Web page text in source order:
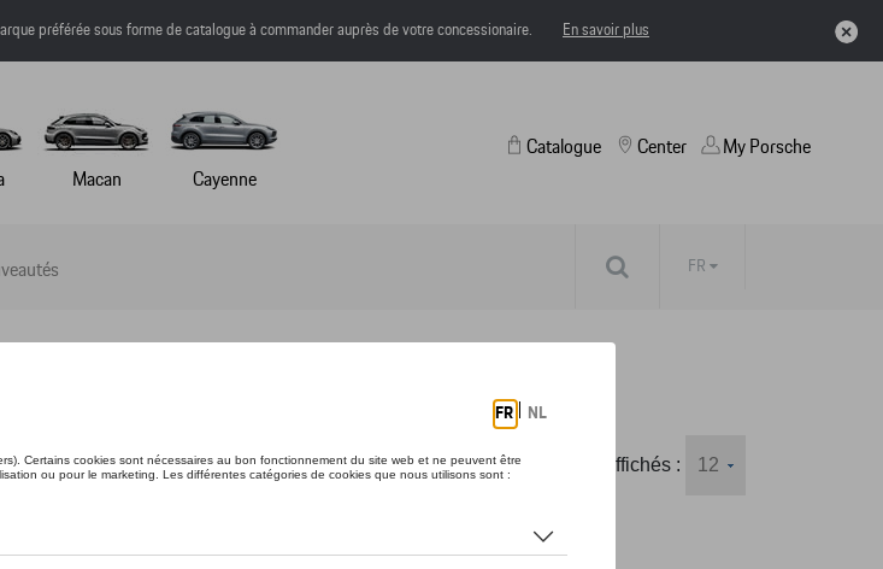
préférée sous forme de catalogue à commander auprès de votre concessionaire. En savoir plus
Macan Cayenne
Catalogue Center My Porsche
FR
Nombre d'éléments affichés :